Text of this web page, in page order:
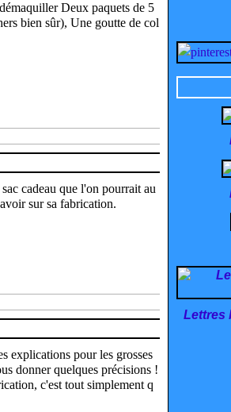
Deux paquets de 5
bien sûr), Une goutte de col
cadeau que l'on pourrait au
sur sa fabrication.
explications pour les grosses
donner quelques précisions !
c'est tout simplement q
Lettres